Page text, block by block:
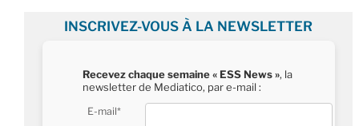
INSCRIVEZ-VOUS À LA NEWSLETTER
Recevez chaque semaine « ESS News », la
newsletter de Mediatico, par e-mail :
E-mail*